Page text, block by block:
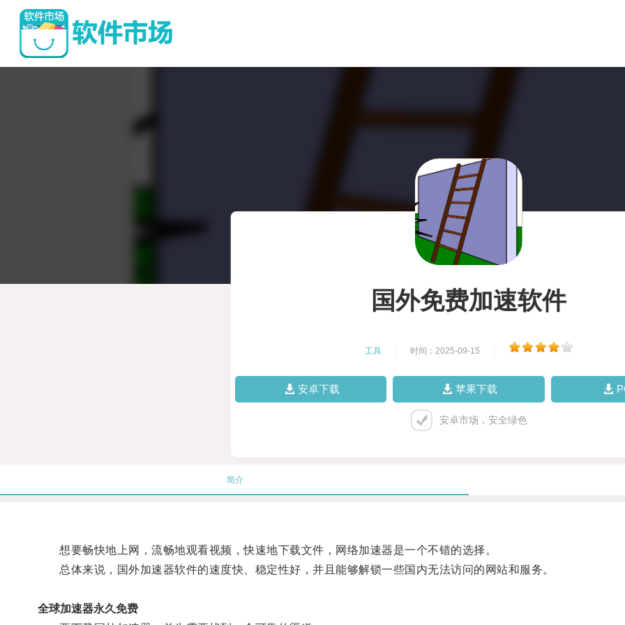
国外免费加速软件
工具 时间：2025-09-15
安卓下载 苹果下载
安卓市场，安全绿色
简介
想要畅快地上网，流畅地观看视频，快速地下载文件，网络加速器是一个不错的选择。
总体来说，国外加速器软件的速度快、稳定性好，并且能够解锁一些国内无法访问的网站和服务。
全球加速器永久免费